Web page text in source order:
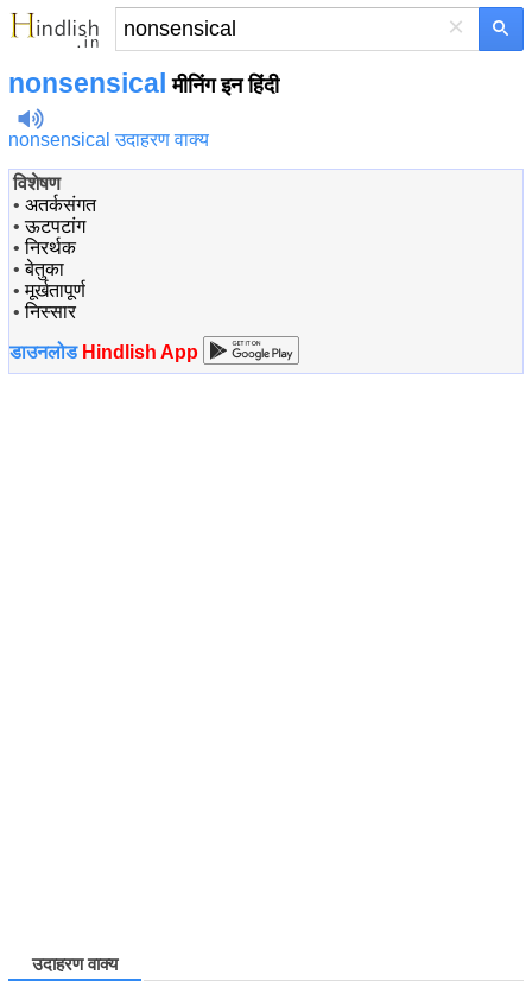
×
nonsensical मीनिंग इन हिंदी
nonsensical उदाहरण वाक्य
विशेषण
• अतर्कसंगत
•ऊटपटांग
•निरर्थक
•बेतुका
•मूर्खतापूर्ण
•निस्सार
डाउनलोड Hindlish App
उदाहरण वाक्य